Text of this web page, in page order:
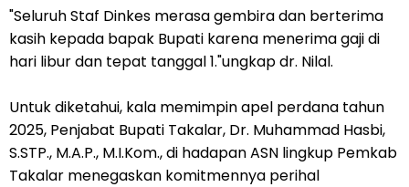
"Seluruh Staf Dinkes merasa gembira dan berterima
kasih kepada bapak Bupati karena menerima gaji di
hari libur dan tepat tanggal 1."ungkap dr. Nilal.
Untuk diketahui, kala memimpin apel perdana tahun
2025, Penjabat Bupati Takalar, Dr. Muhammad Hasbi,
S.STP., M.A.P., M.I.Kom., di hadapan ASN lingkup Pemkab
Takalar menegaskan komitmennya perihal